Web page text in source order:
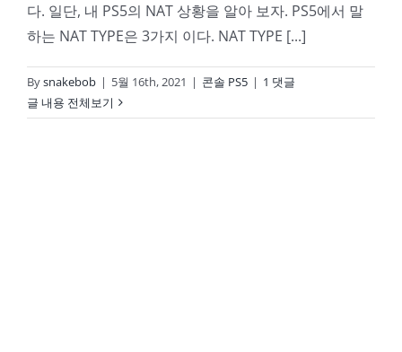
다. 일단, 내 PS5의 NAT 상황을 알아 보자. PS5에서 말
하는 NAT TYPE은 3가지 이다. NAT TYPE [...]
Bysnakebob | 5월 16th, 2021 | 콘솔 PS5 | 1 댓글
글 내용 전체보기